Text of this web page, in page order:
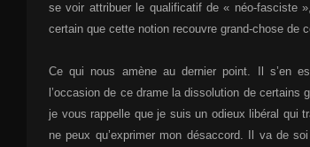
se voir attribuer le qualificatif de « néo-fasciste
certain que cette notion recouvre grand-chose de
Ce qui nous amène au dernier point. Il s’en
l’occasion de ce drame la dissolution de
je vous rappelle que je suis un odieux libéral qui
ne peux qu’exprimer mon désaccord. Il va de